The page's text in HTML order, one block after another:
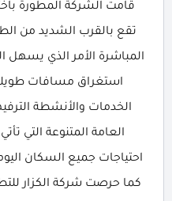
قامت الشركة المطورة
تقع بالقرب الشديد من
المباشرة الأمر الذي
استغراق مسافات
الخدمات والأنشطة
العامة المتنوعة التي
احتياجات جميع السكان
كما حرصت شركة الكزار